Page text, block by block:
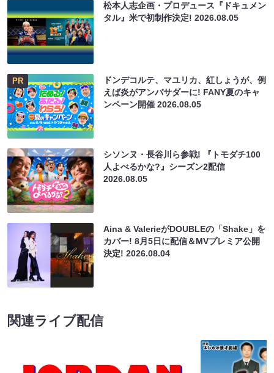
松本人志企画・プロデュース『ドキュメン
タル』米で初制作決定!2026.08.05
PR
ドンデコルテ、マユリカ、紅しょうが、例
えば炎がアンバサダーに! FANY夏のキャ
ンペーン開催2026.08.05
シソンヌ・長谷川ら参戦! 『トモダチ100
人よべるかな?』シーズン2配信
2026.08.05
Aina & ValerieがDOUBLEの「Shake」を
カバー! 8月5日に配信＆MVプレミア公開
決定!2026.08.04
関連ライブ配信